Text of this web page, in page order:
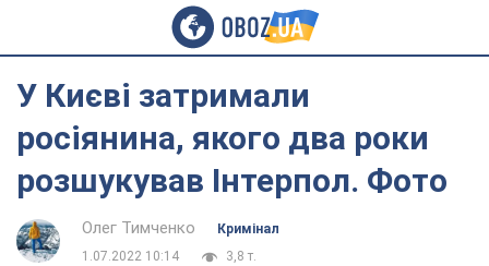
У Києві затримали
росіянина, якого два роки
розшукував Інтерпол. Фото
Олег Тимченко
Кримінал
1.07.2022 10:14
3,8 т.